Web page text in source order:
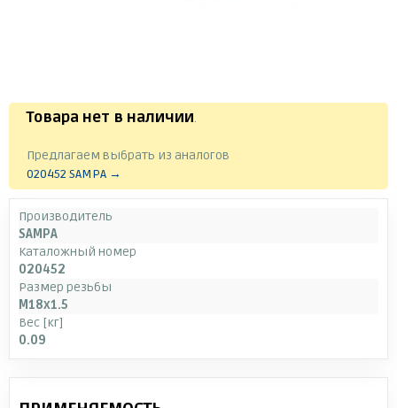
Товара нет в наличии.
Предлагаем выбрать из аналогов
020452 SAMPA →
Производитель
SAMPA
Каталожный номер
020452
Размер резьбы
M18x1.5
Вес [кг]
0.09